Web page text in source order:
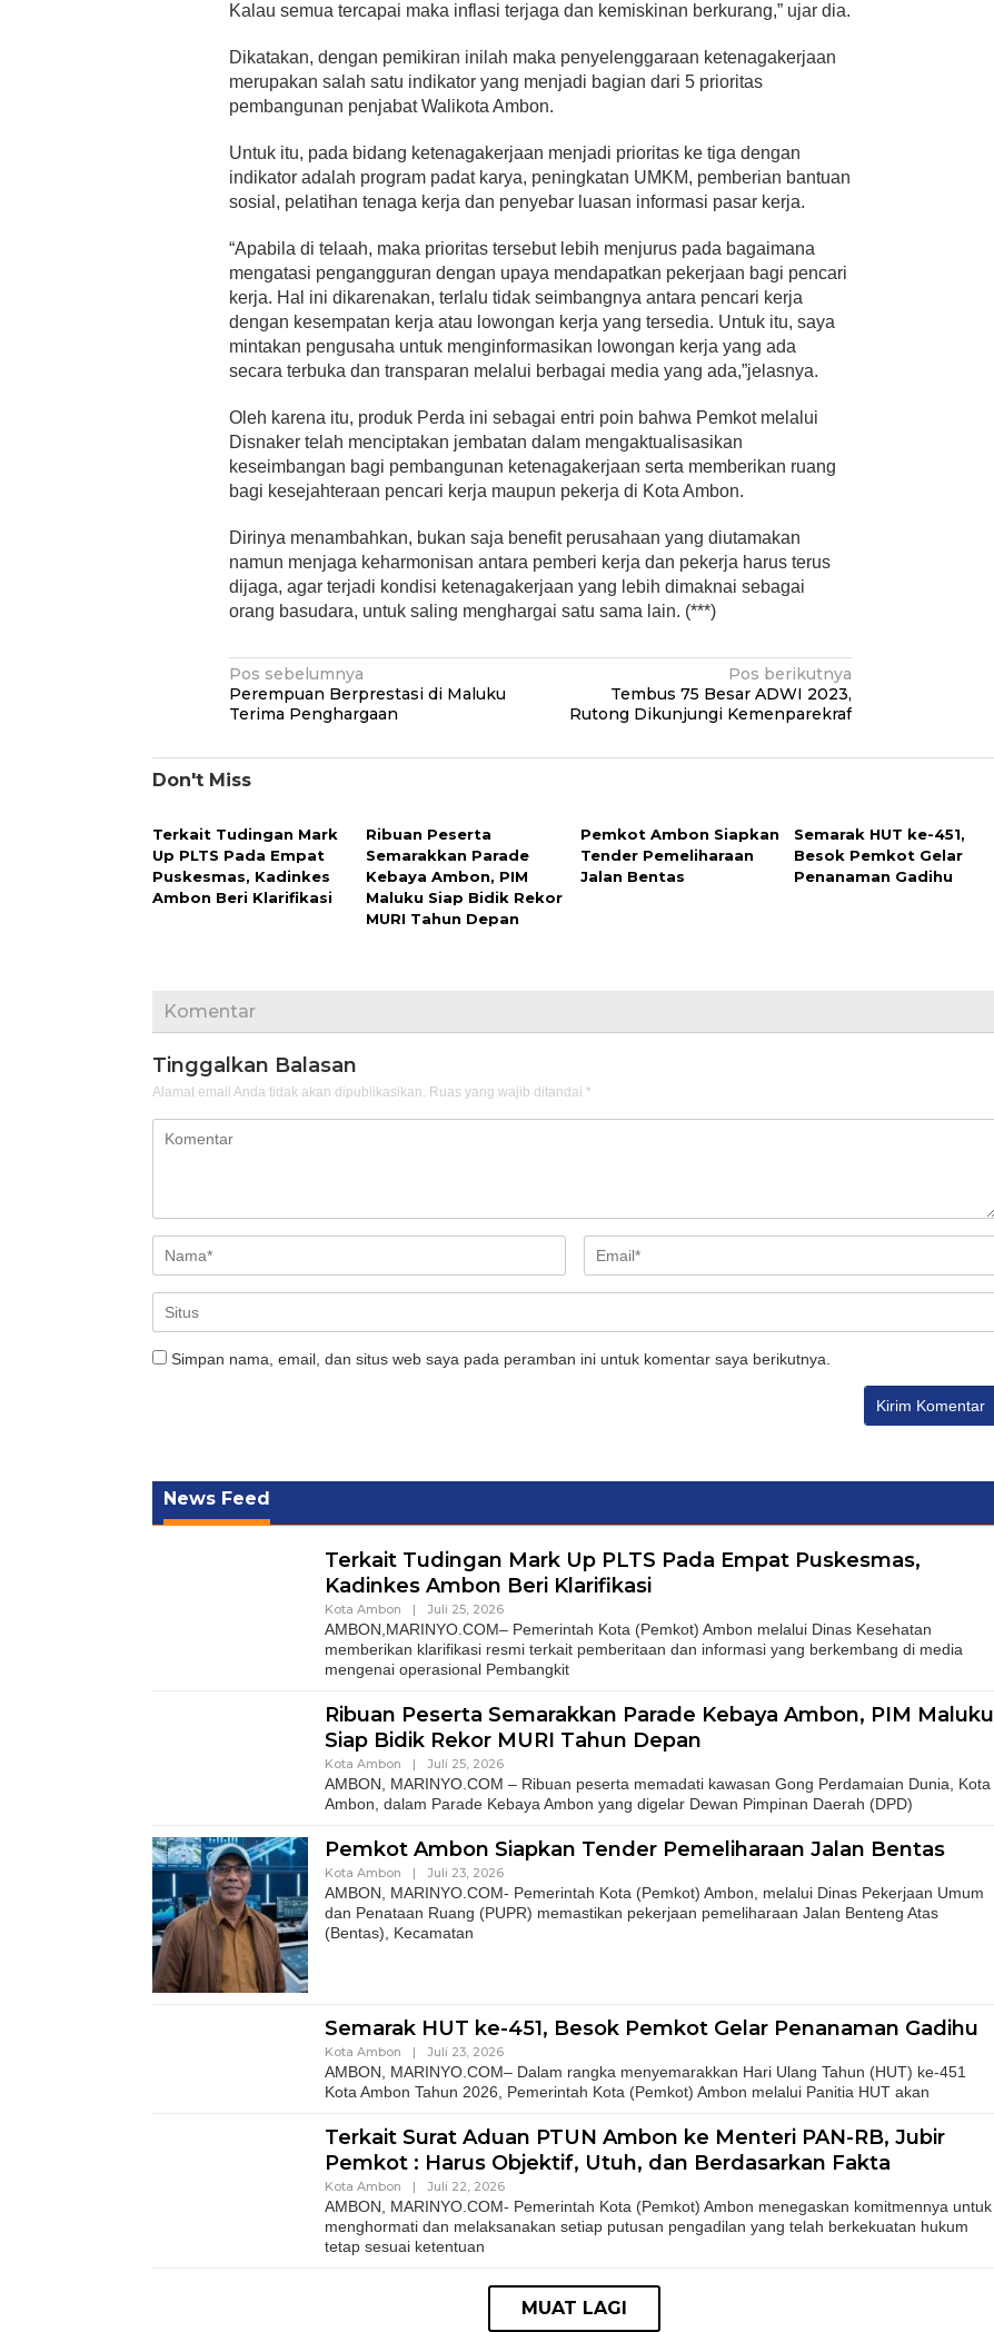
Kalau semua tercapai maka inflasi terjaga dan kemiskinan berkurang,” ujar dia.
Dikatakan, dengan pemikiran inilah maka penyelenggaraan ketenagakerjaan
merupakan salah satu indikator yang menjadi bagian dari 5 prioritas
pembangunan penjabat Walikota Ambon.
Untuk itu, pada bidang ketenagakerjaan menjadi prioritas ke tiga dengan
indikator adalah program padat karya, peningkatan UMKM, pemberian bantuan
sosial, pelatihan tenaga kerja dan penyebar luasan informasi pasar kerja.
“Apabila di telaah, maka prioritas tersebut lebih menjurus pada bagaimana
mengatasi pengangguran dengan upaya mendapatkan pekerjaan bagi pencari
kerja. Hal ini dikarenakan, terlalu tidak seimbangnya antara pencari kerja
dengan kesempatan kerja atau lowongan kerja yang tersedia. Untuk itu, saya
mintakan pengusaha untuk menginformasikan lowongan kerja yang ada
secara terbuka dan transparan melalui berbagai media yang ada,”jelasnya.
Oleh karena itu, produk Perda ini sebagai entri poin bahwa Pemkot melalui
Disnaker telah menciptakan jembatan dalam mengaktualisasikan
keseimbangan bagi pembangunan ketenagakerjaan serta memberikan ruang
bagi kesejahteraan pencari kerja maupun pekerja di Kota Ambon.
Dirinya menambahkan, bukan saja benefit perusahaan yang diutamakan
namun menjaga keharmonisan antara pemberi kerja dan pekerja harus terus
dijaga, agar terjadi kondisi ketenagakerjaan yang lebih dimaknai sebagai
orang basudara, untuk saling menghargai satu sama lain. (***)
Navigasi
pos
Pos sebelumnya
Perempuan Berprestasi di Maluku
Terima Penghargaan
Pos berikutnya
Tembus 75 Besar ADWI 2023,
Rutong Dikunjungi Kemenparekraf
Don't Miss
Terkait Tudingan Mark
Up PLTS Pada Empat
Puskesmas, Kadinkes
Ambon Beri Klarifikasi
Ribuan Peserta
Semarakkan Parade
Kebaya Ambon, PIM
Maluku Siap Bidik Rekor
MURI Tahun Depan
Pemkot Ambon Siapkan
Tender Pemeliharaan
Jalan Bentas
Semarak HUT ke-451,
Besok Pemkot Gelar
Penanaman Gadihu
Komentar
Tinggalkan Balasan
Alamat email Anda tidak akan dipublikasikan. Ruas yang wajib ditandai *
Simpan nama, email, dan situs web saya pada peramban ini untuk komentar saya berikutnya.
News Feed
Terkait Tudingan Mark Up PLTS Pada Empat Puskesmas,
Kadinkes Ambon Beri Klarifikasi
Kota Ambon | Juli 25, 2026
AMBON,MARINYO.COM– Pemerintah Kota (Pemkot) Ambon melalui Dinas Kesehatan
memberikan klarifikasi resmi terkait pemberitaan dan informasi yang berkembang di media
mengenai operasional Pembangkit
Ribuan Peserta Semarakkan Parade Kebaya Ambon, PIM Maluku
Siap Bidik Rekor MURI Tahun Depan
Kota Ambon | Juli 25, 2026
AMBON, MARINYO.COM – Ribuan peserta memadati kawasan Gong Perdamaian Dunia, Kota
Ambon, dalam Parade Kebaya Ambon yang digelar Dewan Pimpinan Daerah (DPD)
Pemkot Ambon Siapkan Tender Pemeliharaan Jalan Bentas
Kota Ambon | Juli 23, 2026
AMBON, MARINYO.COM- Pemerintah Kota (Pemkot) Ambon, melalui Dinas Pekerjaan Umum
dan Penataan Ruang (PUPR) memastikan pekerjaan pemeliharaan Jalan Benteng Atas
(Bentas), Kecamatan
Semarak HUT ke-451, Besok Pemkot Gelar Penanaman Gadihu
Kota Ambon | Juli 23, 2026
AMBON, MARINYO.COM– Dalam rangka menyemarakkan Hari Ulang Tahun (HUT) ke-451
Kota Ambon Tahun 2026, Pemerintah Kota (Pemkot) Ambon melalui Panitia HUT akan
Terkait Surat Aduan PTUN Ambon ke Menteri PAN-RB, Jubir
Pemkot : Harus Objektif, Utuh, dan Berdasarkan Fakta
Kota Ambon | Juli 22, 2026
AMBON, MARINYO.COM- Pemerintah Kota (Pemkot) Ambon menegaskan komitmennya untuk
menghormati dan melaksanakan setiap putusan pengadilan yang telah berkekuatan hukum
tetap sesuai ketentuan